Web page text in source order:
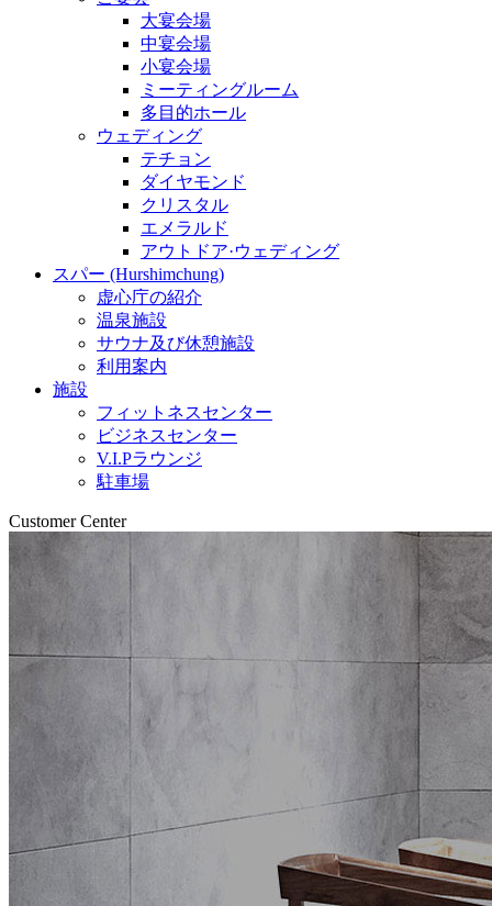
大宴会場
中宴会場
小宴会場
ミーティングルーム
多目的ホール
ウェディング
テチョン
ダイヤモンド
クリスタル
エメラルド
アウトドア·ウェディング
スパー (Hurshimchung)
虚心庁の紹介
温泉施設
サウナ及び休憩施設
利用案内
施設
フィットネスセンター
ビジネスセンター
V.I.Pラウンジ
駐車場
Customer Center